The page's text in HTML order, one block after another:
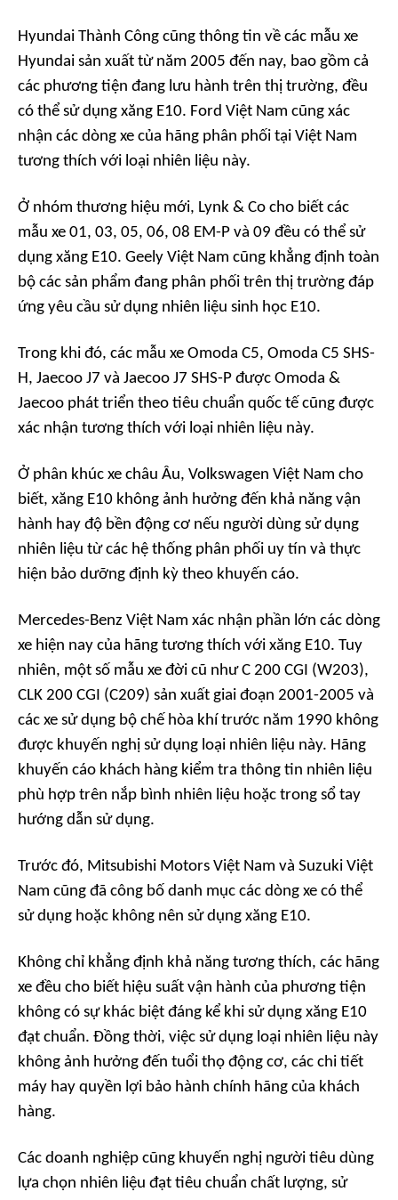
Hyundai Thành Công cũng thông tin về các mẫu xe
Hyundai sản xuất từ năm 2005 đến nay, bao gồm cả
các phương tiện đang lưu hành trên thị trường, đều
có thể sử dụng xăng E10. Ford Việt Nam cũng xác
nhận các dòng xe của hãng phân phối tại Việt Nam
tương thích với loại nhiên liệu này.
Ở nhóm thương hiệu mới, Lynk & Co cho biết các
mẫu xe 01, 03, 05, 06, 08 EM-P và 09 đều có thể sử
dụng xăng E10. Geely Việt Nam cũng khẳng định toàn
bộ các sản phẩm đang phân phối trên thị trường đáp
ứng yêu cầu sử dụng nhiên liệu sinh học E10.
Trong khi đó, các mẫu xe Omoda C5, Omoda C5 SHS-
H, Jaecoo J7 và Jaecoo J7 SHS-P được Omoda &
Jaecoo phát triển theo tiêu chuẩn quốc tế cũng được
xác nhận tương thích với loại nhiên liệu này.
Ở phân khúc xe châu Âu, Volkswagen Việt Nam cho
biết, xăng E10 không ảnh hưởng đến khả năng vận
hành hay độ bền động cơ nếu người dùng sử dụng
nhiên liệu từ các hệ thống phân phối uy tín và thực
hiện bảo dưỡng định kỳ theo khuyến cáo.
Mercedes-Benz Việt Nam xác nhận phần lớn các dòng
xe hiện nay của hãng tương thích với xăng E10. Tuy
nhiên, một số mẫu xe đời cũ như C 200 CGI (W203),
CLK 200 CGI (C209) sản xuất giai đoạn 2001-2005 và
các xe sử dụng bộ chế hòa khí trước năm 1990 không
được khuyến nghị sử dụng loại nhiên liệu này. Hãng
khuyến cáo khách hàng kiểm tra thông tin nhiên liệu
phù hợp trên nắp bình nhiên liệu hoặc trong sổ tay
hướng dẫn sử dụng.
Trước đó, Mitsubishi Motors Việt Nam và Suzuki Việt
Nam cũng đã công bố danh mục các dòng xe có thể
sử dụng hoặc không nên sử dụng xăng E10.
Không chỉ khẳng định khả năng tương thích, các hãng
xe đều cho biết hiệu suất vận hành của phương tiện
không có sự khác biệt đáng kể khi sử dụng xăng E10
đạt chuẩn. Đồng thời, việc sử dụng loại nhiên liệu này
không ảnh hưởng đến tuổi thọ động cơ, các chi tiết
máy hay quyền lợi bảo hành chính hãng của khách
hàng.
Các doanh nghiệp cũng khuyến nghị người tiêu dùng
lựa chọn nhiên liệu đạt tiêu chuẩn chất lượng, sử